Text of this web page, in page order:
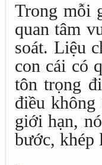
Trong mỗi
quan tâm
soát. Liệu
con cái có
tôn trọng
điều
giới hạn,
bước, khép